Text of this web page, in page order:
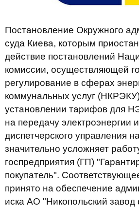
Постановление Окружного
суда Киева, которым
действие постановлений
комиссии, осуществляющей
регулирование в сферах
коммунальных услуг
установлении тарифов для
на передачу электроэнергии
диспетчерского управления
значительно усложняет
госпредприятия (ГП)
покупатель".
принято на обеспечение
иска АО "Никопольский